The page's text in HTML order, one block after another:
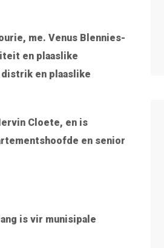
me. Venus Blennies-
en plaaslike
en plaaslike
Cloete, en is
en senior
is vir munisipale